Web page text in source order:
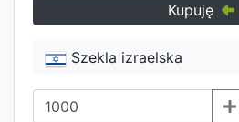
Kupuję
Szekla izraelska